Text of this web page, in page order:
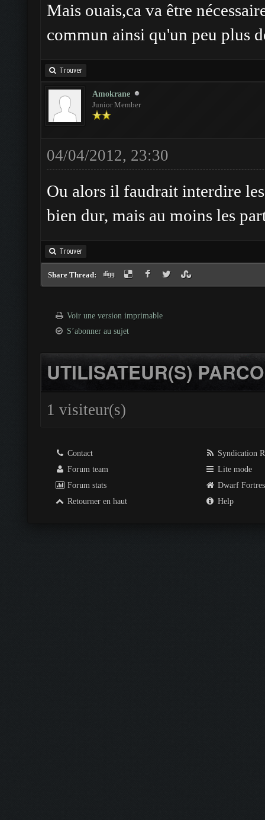
Mais ouais,ca va être
commun ainsi qu'un peu plus
Trouver
Amokrane
Junior Member
04/04/2012, 23:30
Ou alors il faudrait interdire
bien dur, mais au moins les
Trouver
Share Thread:
Voir une version imprimable
S’abonner au sujet
UTILISATEUR(S)
1 visiteur(s)
Contact
Forum team
Forum stats
Retourner en haut
Syndication
Lite mode
Dwarf
Help